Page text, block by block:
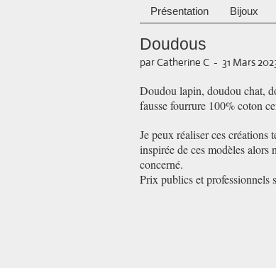
Présentation Bijoux
Doudous
par Catherine C - 31 Mars
Doudou lapin, doudou chat,
fausse fourrure 100% coton
Je peux réaliser ces créations
inspirée de ces modèles alors
concerné.
Prix publics et professionnels